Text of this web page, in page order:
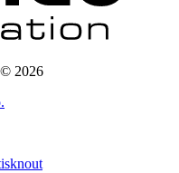
© 2026